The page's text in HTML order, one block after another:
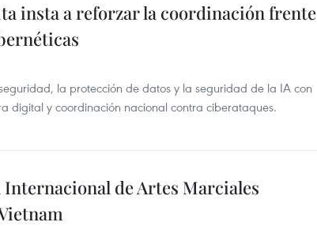
insta a reforzar la coordinación frente
la protección de datos y la seguridad de la IA con
digital y coordinación nacional contra ciberataques.
Internacional de Artes Marciales